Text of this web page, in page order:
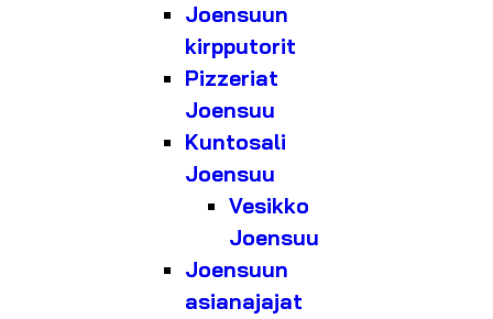
Joensuun
kirpputorit
Pizzeriat
Joensuu
Kuntosali
Joensuu
Vesikko
Joensuu
Joensuun
asianajajat